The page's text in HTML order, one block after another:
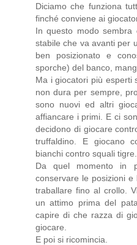
Diciamo che funziona
finché conviene ai
In questo modo sembra
stabile che va avanti per
ben posizionato e
sporche) del banco,
Ma i giocatori più esperti
non dura per sempre,
sono nuovi ed altri
affiancare i primi. E ci
decidono di giocare
truffaldino. E giocano
bianchi contro squali tigre.
Da quel momento in
conservare le posizioni
traballare fino al crollo.
un attimo prima del
capire di che razza di
giocare.
E poi si ricomincia.